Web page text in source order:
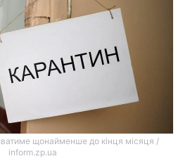
щонайменше до кінця місяця /
inform.zp.ua